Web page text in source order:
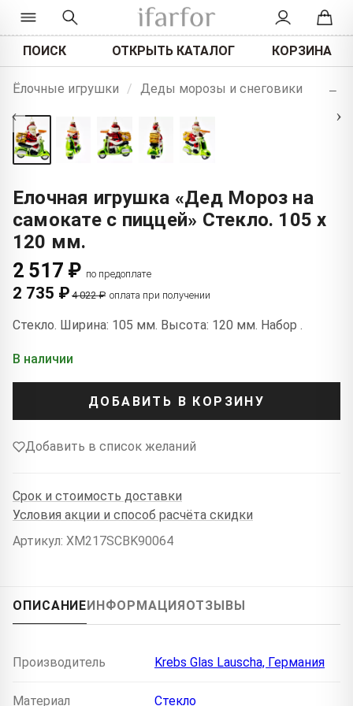
ПОИСК ОТКРЫТЬ КАТАЛОГ КОРЗИНА
Ёлочные игрушки / Деды морозы и снеговики
‹ ›
+
−
Елочная игрушка «Дед Мороз на
самокате с пиццей» Стекло. 105 x
120 мм.
2 517 ₽ по предоплате
2 735 ₽ 4 022 ₽ оплата при получении
Стекло. Ширина: 105 мм. Высота: 120 мм. Набор .
В наличии
ДОБАВИТЬ В КОРЗИНУ
Добавить в список желаний
Срок и стоимость доставки
Условия акции и способ расчёта скидки
Артикул: XM217SCBK90064
ОПИСАНИЕ ИНФОРМАЦИЯ ОТЗЫВЫ
Производитель Krebs Glas Lauscha, Германия
Материал Стекло